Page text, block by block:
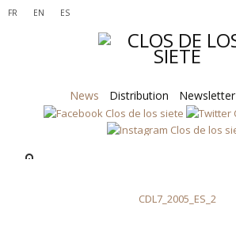
FR EN ES
News Distribution Newsletter
CDL7_2005_ES_2